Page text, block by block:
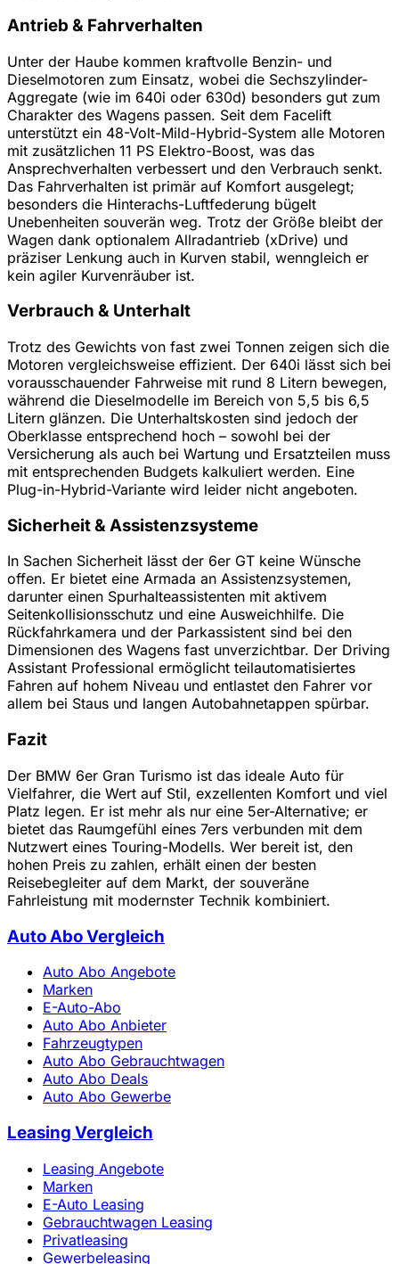
Antrieb & Fahrverhalten
Unter der Haube kommen kraftvolle Benzin- und
Dieselmotoren zum Einsatz, wobei die Sechszylinder-
Aggregate (wie im 640i oder 630d) besonders gut zum
Charakter des Wagens passen. Seit dem Facelift
unterstützt ein 48-Volt-Mild-Hybrid-System alle Motoren
mit zusätzlichen 11 PS Elektro-Boost, was das
Ansprechverhalten verbessert und den Verbrauch senkt.
Das Fahrverhalten ist primär auf Komfort ausgelegt;
besonders die Hinterachs-Luftfederung bügelt
Unebenheiten souverän weg. Trotz der Größe bleibt der
Wagen dank optionalem Allradantrieb (xDrive) und
präziser Lenkung auch in Kurven stabil, wenngleich er
kein agiler Kurvenräuber ist.
Verbrauch & Unterhalt
Trotz des Gewichts von fast zwei Tonnen zeigen sich die
Motoren vergleichsweise effizient. Der 640i lässt sich bei
vorausschauender Fahrweise mit rund 8 Litern bewegen,
während die Dieselmodelle im Bereich von 5,5 bis 6,5
Litern glänzen. Die Unterhaltskosten sind jedoch der
Oberklasse entsprechend hoch – sowohl bei der
Versicherung als auch bei Wartung und Ersatzteilen muss
mit entsprechenden Budgets kalkuliert werden. Eine
Plug-in-Hybrid-Variante wird leider nicht angeboten.
Sicherheit & Assistenzsysteme
In Sachen Sicherheit lässt der 6er GT keine Wünsche
offen. Er bietet eine Armada an Assistenzsystemen,
darunter einen Spurhalteassistenten mit aktivem
Seitenkollisionsschutz und eine Ausweichhilfe. Die
Rückfahrkamera und der Parkassistent sind bei den
Dimensionen des Wagens fast unverzichtbar. Der Driving
Assistant Professional ermöglicht teilautomatisiertes
Fahren auf hohem Niveau und entlastet den Fahrer vor
allem bei Staus und langen Autobahnetappen spürbar.
Fazit
Der BMW 6er Gran Turismo ist das ideale Auto für
Vielfahrer, die Wert auf Stil, exzellenten Komfort und viel
Platz legen. Er ist mehr als nur eine 5er-Alternative; er
bietet das Raumgefühl eines 7ers verbunden mit dem
Nutzwert eines Touring-Modells. Wer bereit ist, den
hohen Preis zu zahlen, erhält einen der besten
Reisebegleiter auf dem Markt, der souveräne
Fahrleistung mit modernster Technik kombiniert.
Auto Abo Vergleich
Auto Abo Angebote
Marken
E-Auto-Abo
Auto Abo Anbieter
Fahrzeugtypen
Auto Abo Gebrauchtwagen
Auto Abo Deals
Auto Abo Gewerbe
Leasing Vergleich
Leasing Angebote
Marken
E-Auto Leasing
Gebrauchtwagen Leasing
Privatleasing
Gewerbeleasing